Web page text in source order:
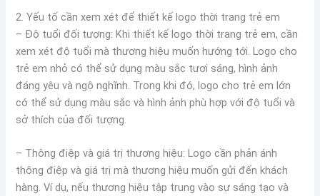
2. Yếu tố cần xem xét để thiết kế logo thời trang trẻ em
– Độ tuổi đối tượng: Khi thiết kế logo thời trang trẻ em, cần
xem xét độ tuổi mà thương hiệu muốn hướng tới. Logo cho
trẻ em nhỏ có thể sử dụng màu sắc tươi sáng, hình ảnh
đáng yêu và ngộ nghĩnh. Trong khi đó, logo cho trẻ em lớn
có thể sử dụng màu sắc và hình ảnh phù hợp với độ tuổi và
sở thích của đối tượng.
– Thông điệp và giá trị thương hiệu: Logo cần phản ánh
thông điệp và giá trị mà thương hiệu muốn gửi đến khách
hàng. Ví dụ, nếu thương hiệu tập trung vào sự sáng tạo và